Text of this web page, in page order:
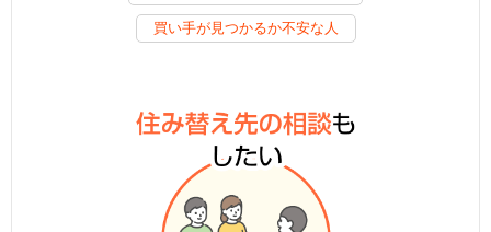
買い手が見つかるか不安な人